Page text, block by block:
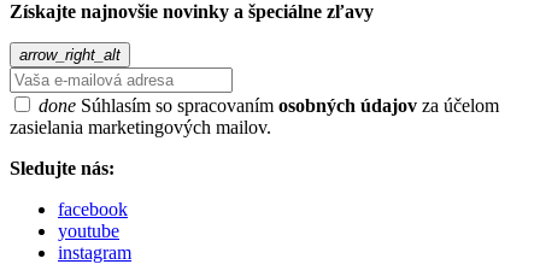
Získajte najnovšie novinky a špeciálne zľavy
arrow_right_alt
done Súhlasím so spracovaním osobných údajov za účelom
zasielania marketingových mailov.
Sledujte nás:
facebook
youtube
instagram